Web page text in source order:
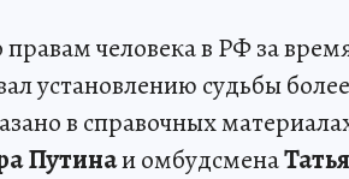
человека в РФ за
установлению судьбы
в справочных
Путинаи омбудсмена